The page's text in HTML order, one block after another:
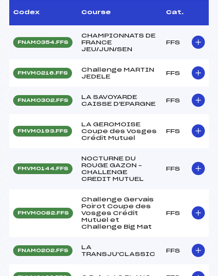
Codex Course Cat.
FNAM0354.FFS
CHAMPIONNATS DE
FRANCE
JEU/JUN/SEN
FFS
FMVM0216.FFS
Challenge MARTIN
JEDELE
FFS
FNAM0302.FFS
LA SAVOYARDE
CAISSE D'EPARGNE
FFS
FMVM0193.FFS
LA GEROMOISE
Coupe des Vosges
Crédit Mutuel
FFS
FMVM0144.FFS
NOCTURNE DU
ROUGE GAZON –
CHALLENGE
CREDIT MUTUEL
FFS
FMVM0082.FFS
Challenge Gervais
Poirot Coupe des
Vosges Crédit
Mutuel et
Challenge Big Mat
FFS
FNAM0202.FFS
LA
TRANSJU'CLASSIC
FFS